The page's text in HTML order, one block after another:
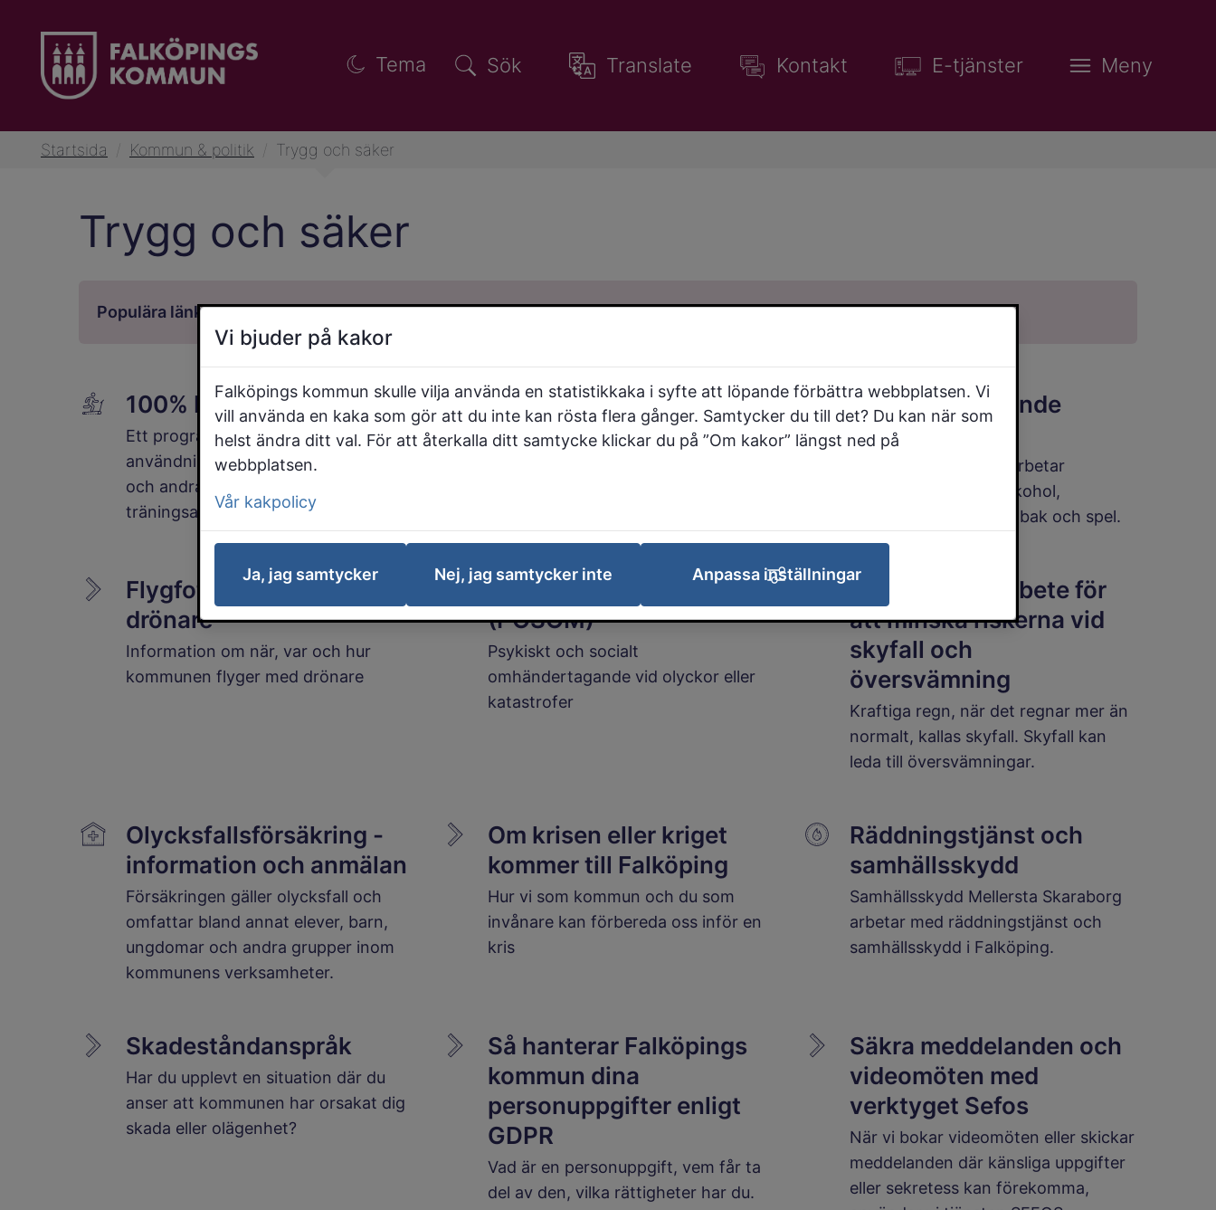
Tema Sök Translate Kontakt E-tjänster Meny
Startsida Kommun & politik Trygg och säker
Trygg och säker
100% Ren Hårdträning
Ett program för att stoppa
användningen av anabola steroider
och andra dopningsmedel på
träningsanläggningar.
Brottsförebyggande
arbete
Drogförebyggande
arbete
Falköpings kommun arbetar
förebyggande med alkohol,
narkotika, dopning, tobak och spel.
Flygfotografering med
drönare
Information om när, var och hur
kommunen flyger med drönare
Kommunalt krisstöd
(POSOM)
Psykiskt och socialt
omhändertagande vid olyckor eller
katastrofer
Kommunens arbete för
att minska riskerna vid
skyfall och
översvämning
Kraftiga regn, när det regnar mer än
normalt, kallas skyfall. Skyfall kan
leda till översvämningar.
Olycksfallsförsäkring -
information och anmälan
Försäkringen gäller olycksfall och
omfattar bland annat elever, barn,
ungdomar och andra grupper inom
kommunens verksamheter.
Om krisen eller kriget
kommer till Falköping
Hur vi som kommun och du som
invånare kan förbereda oss inför en
kris
Räddningstjänst och
samhällsskydd
Samhällsskydd Mellersta Skaraborg
arbetar med räddningstjänst och
samhällsskydd i Falköping.
Skadeståndanspråk
Har du upplevt en situation där du
anser att kommunen har orsakat dig
skada eller olägenhet?
Så hanterar Falköpings
kommun dina
personuppgifter enligt
GDPR
Vad är en personuppgift, vem får ta
del av den, vilka rättigheter har du.
Säkra meddelanden och
videomöten med
verktyget Sefos
När vi bokar videomöten eller skickar
meddelanden där känsliga uppgifter
eller sekretess kan förekomma,
Vi bjuder på kakor
Falköpings kommun skulle vilja använda en statistikkaka i syfte att löpande förbättra webbplatsen. Vi
vill använda en kaka som gör att du inte kan rösta flera gånger. Samtycker du till det? Du kan när som
helst ändra ditt val. För att återkalla ditt samtycke klickar du på ”Om kakor” längst ned på
webbplatsen.
Vår kakpolicy
Ja, jag samtycker Nej, jag samtycker inte Anpassa inställningar